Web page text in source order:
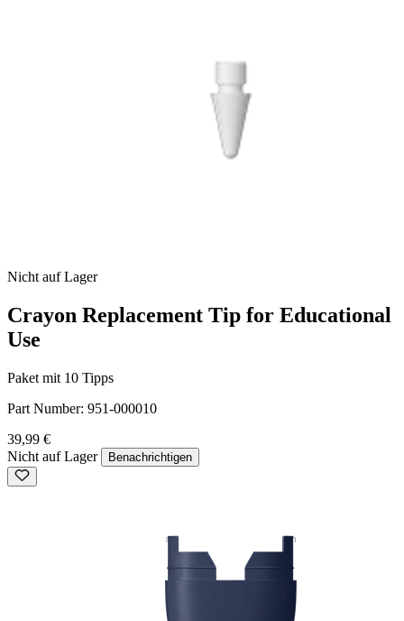
Nicht auf Lager
Crayon Replacement Tip for Educational
Use
Paket mit 10 Tipps
Part Number: 951-000010
39,99 €
Nicht auf Lager
Benachrichtigen